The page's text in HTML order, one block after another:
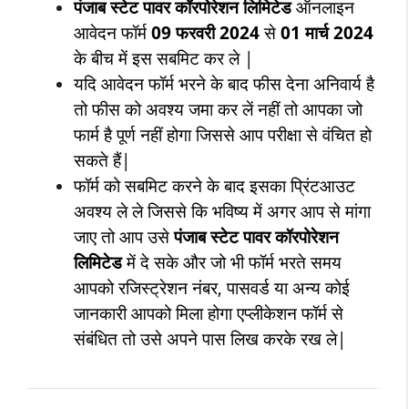
पंजाब स्टेट पावर कॉरपोरेशन लिमिटेड ऑनलाइन
आवेदन फॉर्म 09 फरवरी 2024से 01 मार्च 2024
के बीच में इस सबमिट कर ले |
यदि आवेदन फॉर्म भरने के बाद फीस देना अनिवार्य है
तो फीस को अवश्य जमा कर लें नहीं तो आपका जो
फार्म है पूर्ण नहीं होगा जिससे आप परीक्षा से वंचित हो
सकते हैं|
फॉर्म को सबमिट करने के बाद इसका प्रिंटआउट
अवश्य ले ले जिससे कि भविष्य में अगर आप से मांगा
जाए तो आप उसेपंजाब स्टेट पावर कॉरपोरेशन
लिमिटेडमें दे सके और जो भी फॉर्म भरते समय
आपको रजिस्ट्रेशन नंबर, पासवर्ड या अन्य कोई
जानकारी आपको मिला होगा एप्लीकेशन फॉर्म से
संबंधित तो उसे अपने पास लिख करके रख ले|